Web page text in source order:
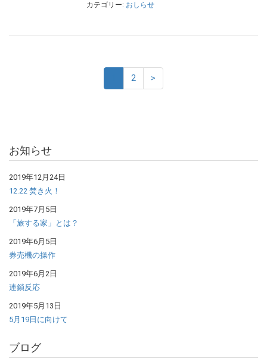
カテゴリー: おしらせ
2 >
お知らせ
2019年12月24日
12.22 焚き火！
2019年7月5日
「旅する家」とは？
2019年6月5日
券売機の操作
2019年6月2日
連鎖反応
2019年5月13日
5月19日に向けて
ブログ